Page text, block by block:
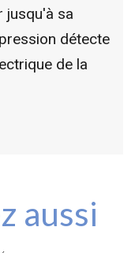
jusqu'à sa
détecte
de la
aussi